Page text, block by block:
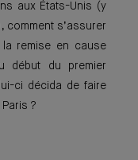
aux États-Unis (y
comment s’assurer
remise en cause
début du premier
ci décida de faire
?